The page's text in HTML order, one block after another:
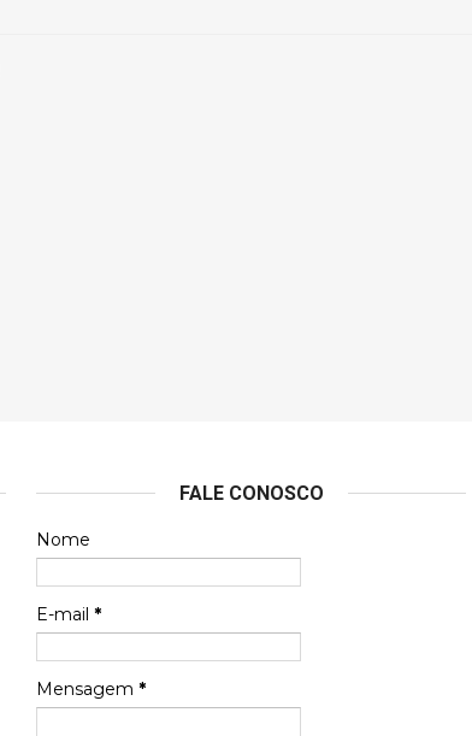
FALE CONOSCO
Nome
E-mail *
Mensagem *